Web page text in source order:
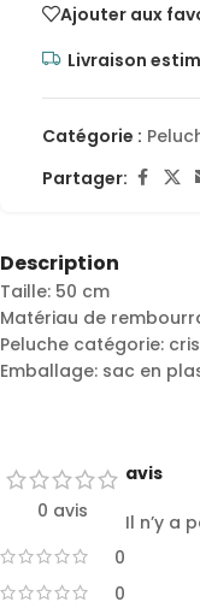
Ajouter aux
Livraison
Catégorie :
Partager:
Description
Taille: 50 cm
Matériau de
Peluche catégorie:
Emballage: sac en
0 avis
0
0
avis
Il n’y a